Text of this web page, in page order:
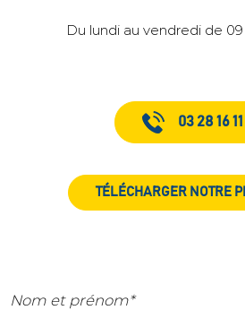
Du lundi au vendredi de 09
03 28 16 11
TÉLÉCHARGER NOTRE
Nom et prénom*